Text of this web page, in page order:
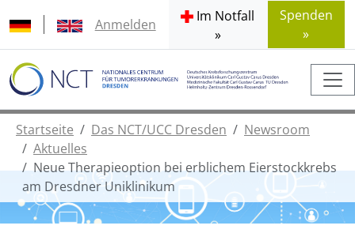
Anmelden
Im Notfall
»
Spenden
»
Startseite Das NCT/UCC Dresden
Newsroom
Aktuelles
Neue Therapieoption bei erblichem Eierstockkrebs
am Dresdner Uniklinikum